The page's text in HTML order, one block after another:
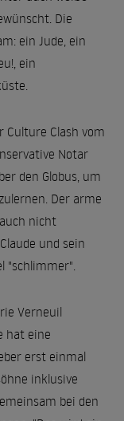
Die
ein Jude, ein
ein
Culture Clash vom
Notar
den Globus, um
Der arme
nicht
und sein
"schlimmer".
Verneuil
hat eine
erst einmal
inklusive
bei den